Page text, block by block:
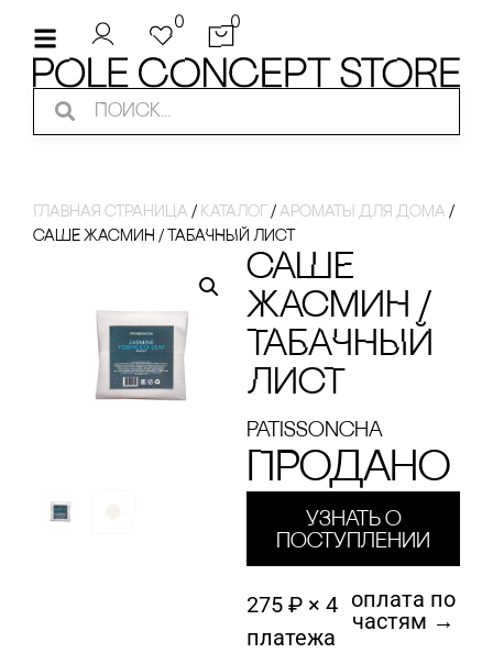
0 0
Главная страница / Каталог / ароматы для дома /
сАШЕ ЖАсМИН / ТАБАЧНЫЙ ЛИсТ
сАШЕ
ЖАсМИН /
ТАБАЧНЫЙ
ЛИсТ
Patissoncha
Продано
Узнать о
поступлении
275 ₽ × 4
платежа
оплата по
частям →